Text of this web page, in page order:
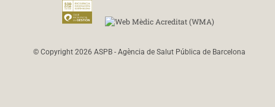
© Copyright 2026 ASPB - Agència de Salut Pública de Barcelona